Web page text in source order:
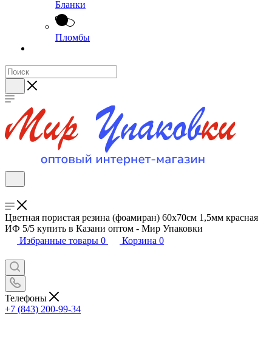
Бланки
Пломбы
Цветная пористая резина (фоамиран) 60х70см 1,5мм красная
ИФ 5/5 купить в Казани оптом - Мир Упаковки
Избранные товары 0 Корзина 0
Телефоны
+7 (843) 200-99-34